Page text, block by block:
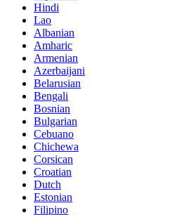
Hindi
Lao
Albanian
Amharic
Armenian
Azerbaijani
Belarusian
Bengali
Bosnian
Bulgarian
Cebuano
Chichewa
Corsican
Croatian
Dutch
Estonian
Filipino